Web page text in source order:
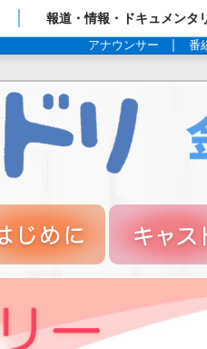
報道・情報・ドキュメンタ
アナウンサー 番